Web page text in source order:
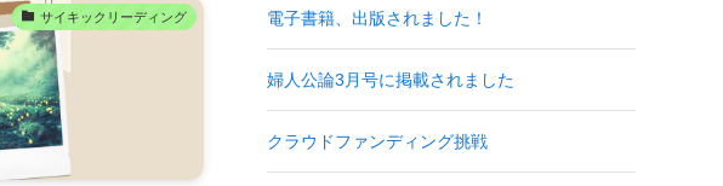
サイキックリーディング 電子書籍、出版されました！
婦人公論3月号に掲載されました
クラウドファンディング挑戦